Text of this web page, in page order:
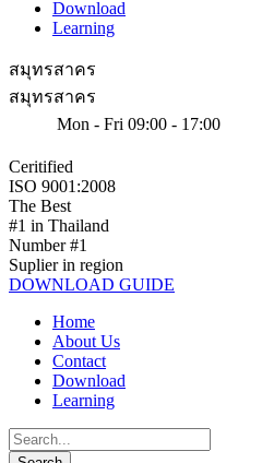
Download
Learning
สมุทรสาคร
สมุทรสาคร
Mon - Fri 09:00 - 17:00
Ceritified
ISO 9001:2008
The Best
#1 in Thailand
Number #1
Suplier in region
DOWNLOAD GUIDE
Home
About Us
Contact
Download
Learning